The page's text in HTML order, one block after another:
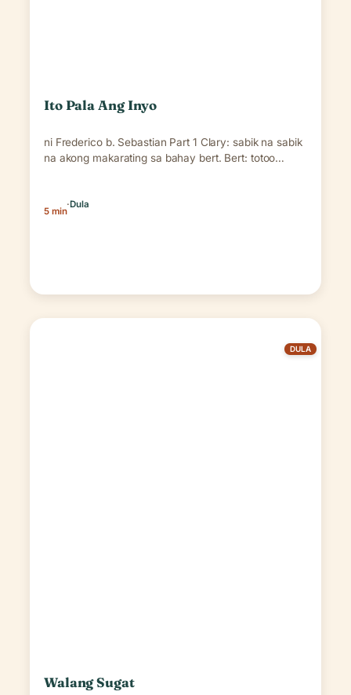
Ito Pala Ang Inyo
ni Frederico b. Sebastian Part 1 Clary: sabik na sabik
na akong makarating sa bahay bert. Bert: totoo…
5 min
·Dula
DULA
Walang Sugat